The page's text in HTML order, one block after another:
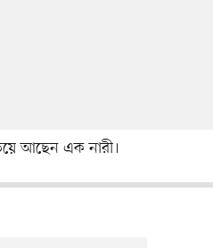
আছেন এক নারী।